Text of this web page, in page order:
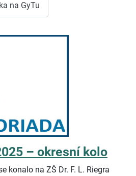
na GyTu
– okresní kolo
konalo na ZŠ Dr. F. L. Riegra